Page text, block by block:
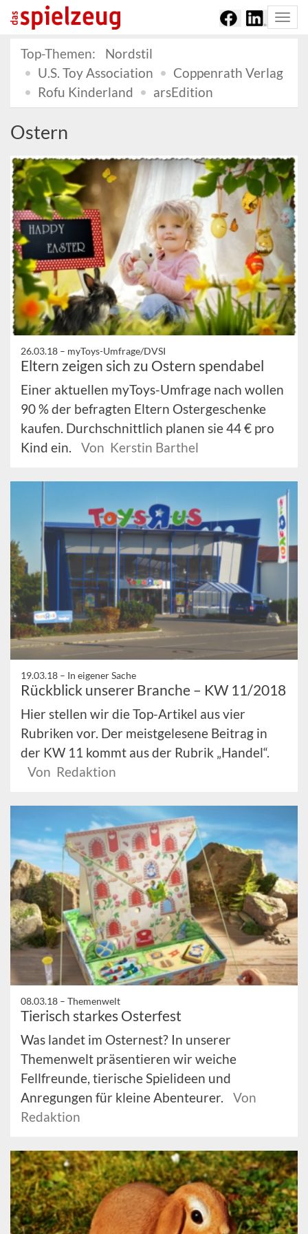
Top-Themen:
Nordstil
U.S. Toy Association
Coppenrath Verlag
Rofu Kinderland
arsEdition
Ostern
26.03.18 – myToys-Umfrage/DVSI
Eltern zeigen sich zu Ostern spendabel
Einer aktuellen myToys-Umfrage nach wollen
90 % der befragten Eltern Ostergeschenke
kaufen. Durchschnittlich planen sie 44 € pro
Kind ein.
Von Kerstin Barthel
19.03.18 – In eigener Sache
Rückblick unserer Branche – KW 11/2018
Hier stellen wir die Top-Artikel aus vier
Rubriken vor. Der meistgelesene Beitrag in
der KW 11 kommt aus der Rubrik „Handel“.
Von Redaktion
08.03.18 – Themenwelt
Tierisch starkes Osterfest
Was landet im Osternest? In unserer
Themenwelt präsentieren wir weiche
Fellfreunde, tierische Spielideen und
Anregungen für kleine Abenteurer.
Von
Redaktion